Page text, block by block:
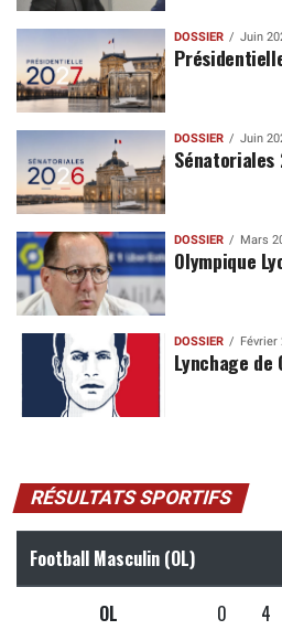
DOSSIER Juin
DOSSIER Juin
Sénatoriales
DOSSIER Mars
Olympique
DOSSIER Février
Lynchage de
RÉSULTATS SPORTIFS
Football Masculin (OL)
OL 0 4